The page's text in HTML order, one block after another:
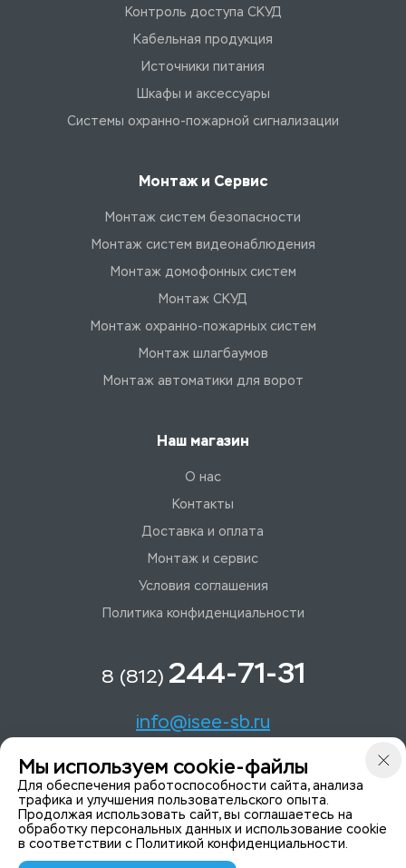
Контроль доступа СКУД
Кабельная продукция
Источники питания
Шкафы и аксессуары
Системы охранно-пожарной сигнализации
Монтаж и Сервис
Монтаж систем безопасности
Монтаж систем видеонаблюдения
Монтаж домофонных систем
Монтаж СКУД
Монтаж охранно-пожарных систем
Монтаж шлагбаумов
Монтаж автоматики для ворот
Наш магазин
О нас
Контакты
Доставка и оплата
Монтаж и сервис
Условия соглашения
Политика конфиденциальности
8 (812) 244-71-31
info@isee-sb.ru
Светлановский пр-кт, д. 70, корп. 1
Мы в Telegam
Мы используем cookie-файлы
Для обеспечения работоспособности сайта, анализа
трафика и улучшения пользовательского опыта.
Продолжая использовать сайт, вы соглашаетесь на
обработку персональных данных и использование cookie
в соответствии с Политикой конфиденциальности.